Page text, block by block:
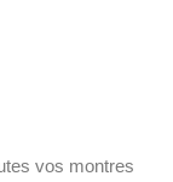
vos montres